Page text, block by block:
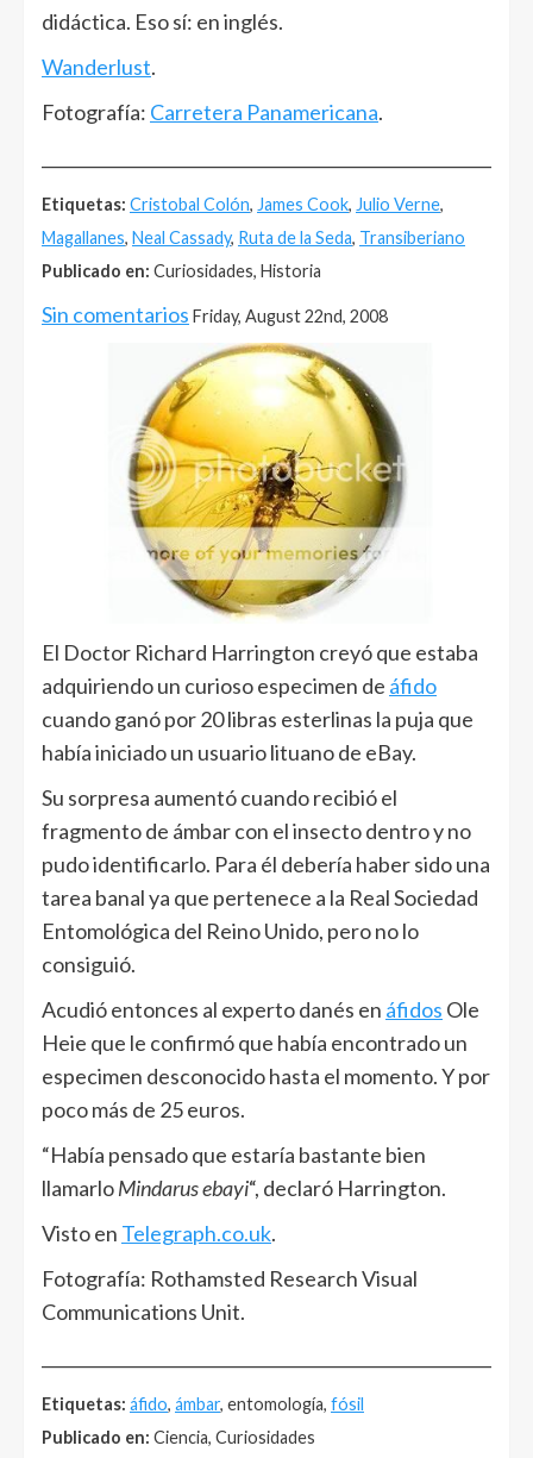
didáctica. Eso sí: en inglés.
Wanderlust.
Fotografía: Carretera Panamericana.
Etiquetas: Cristobal Colón, James Cook, Julio Verne,
Magallanes, Neal Cassady, Ruta de la Seda, Transiberiano
Publicado en: Curiosidades, Historia
Sin comentarios Friday, August 22nd, 2008
El Doctor Richard Harrington creyó que estaba
adquiriendo un curioso especimen de áfido
cuando ganó por 20 libras esterlinas la puja que
había iniciado un usuario lituano de eBay.
Su sorpresa aumentó cuando recibió el
fragmento de ámbar con el insecto dentro y no
pudo identificarlo. Para él debería haber sido una
tarea banal ya que pertenece a la Real Sociedad
Entomológica del Reino Unido, pero no lo
consiguió.
Acudió entonces al experto danés en áfidos Ole
Heie que le confirmó que había encontrado un
especimen desconocido hasta el momento. Y por
poco más de 25 euros.
“Había pensado que estaría bastante bien
llamarloMindarus ebayi“, declaró Harrington.
Visto en Telegraph.co.uk.
Fotografía: Rothamsted Research Visual
Communications Unit.
Etiquetas: áfido, ámbar, entomología, fósil
Publicado en: Ciencia, Curiosidades